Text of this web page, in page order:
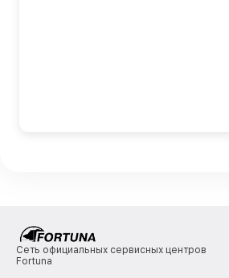
Сеть официальных сервисных центров
Fortuna